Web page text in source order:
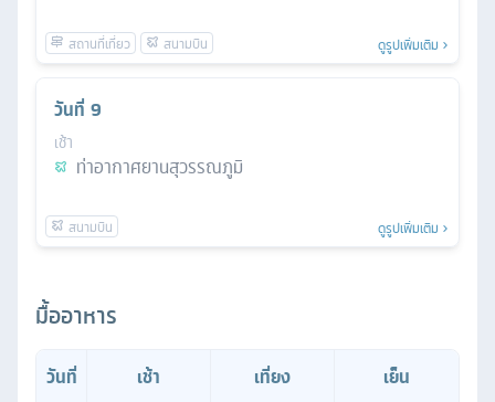
ดูรูปเพิ่มเติม
วันที่ 9
เช้า
ท่าอากาศยานสุวรรณภูมิ
ดูรูปเพิ่มเติม
มื้ออาหาร
วันที่ เช้า เที่ยง
เย็น